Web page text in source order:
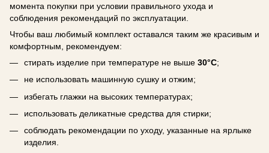
момента покупки при условии правильного ухода и
соблюдения рекомендаций по эксплуатации.
Чтобы ваш любимый комплект оставался таким же красивым и
комфортным, рекомендуем:
стирать изделие при температуре не выше 30°C;
не использовать машинную сушку и отжим;
избегать глажки на высоких температурах;
использовать деликатные средства для стирки;
соблюдать рекомендации по уходу, указанные на ярлыке
изделия.